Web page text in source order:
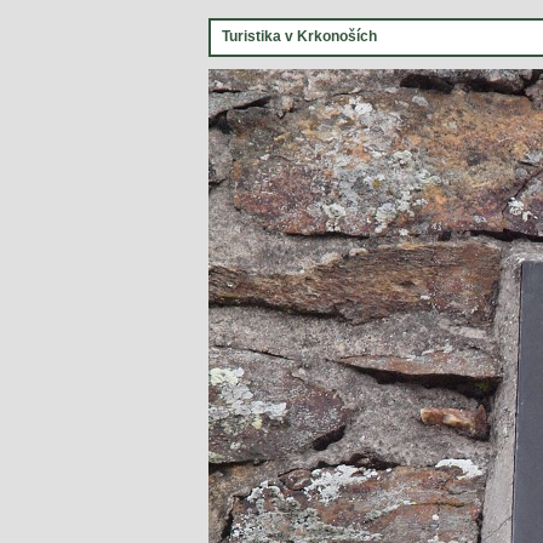
Turistika v Krkonoších